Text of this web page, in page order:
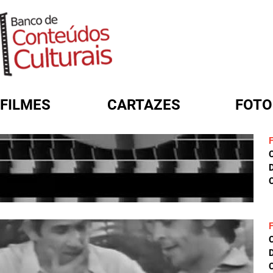
FILMES CARTAZES
FORMULÁRIO DE BUSCA